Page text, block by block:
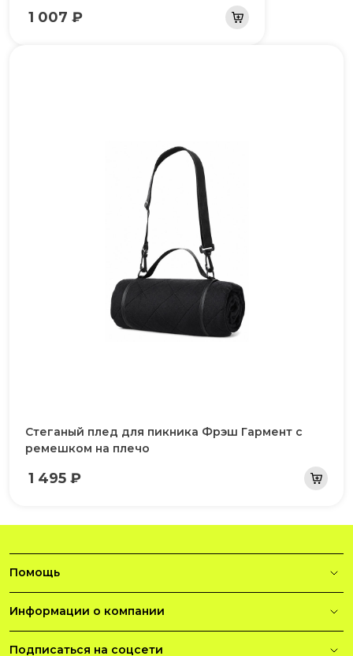
1 007 ₽
Стеганый плед для пикника Фрэш Гармент с
ремешком на плечо
1 495 ₽
Помощь
Информации о компании
Подписаться на соцсети